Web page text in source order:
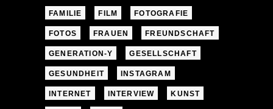
FAMILIE FILM FOTOGRAFIE
FOTOS FRAUEN FREUNDSCHAFT
GENERATION-Y GESELLSCHAFT
GESUNDHEIT INSTAGRAM
INTERNET INTERVIEW KUNST